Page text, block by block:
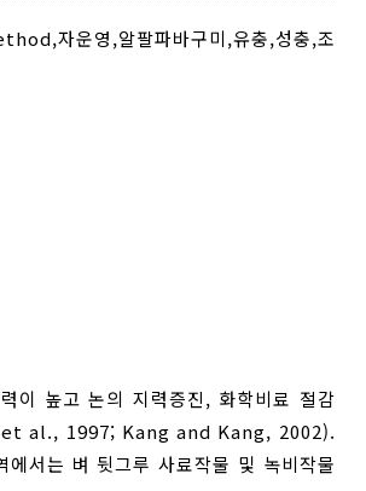
,자운영,알팔파바구미,유충,성충,조
높고 논의 지력증진, 화학비료 절감
et al., 1997; Kang and Kang, 2002).
서는 벼 뒷그루 사료작물 및 녹비작물